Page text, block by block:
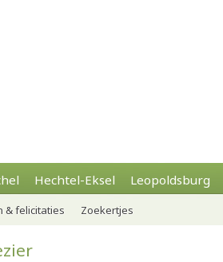
Hechtel-Eksel Leopoldsburg
& felicitaties Zoekertjes